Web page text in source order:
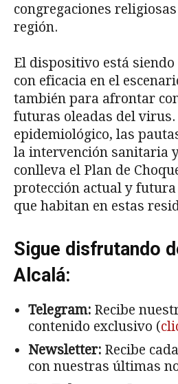
congregaciones
región.
El dispositivo está
con eficacia en el
también para afrontar
futuras oleadas del
epidemiológico, las
la intervención sanitaria
conlleva el Plan de
protección actual y
que habitan en estas
Sigue disfrutando
Alcalá:
Telegram: Recibe
contenido exclusivo (
Newsletter: Recibe
con nuestras últimas